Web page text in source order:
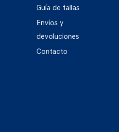
Guía de tallas
Envíos y
devoluciones
Contacto